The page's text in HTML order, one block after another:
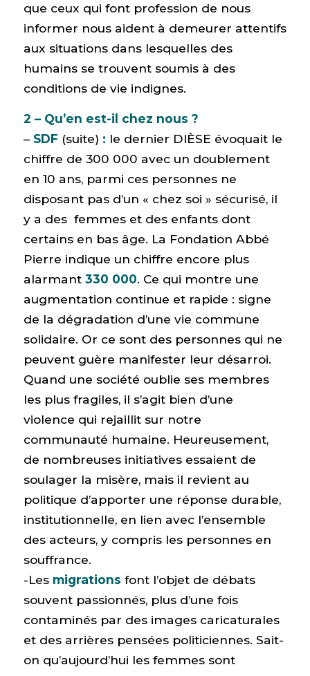
que ceux qui font profession de nous
informer nous aident à demeurer attentifs
aux situations dans lesquelles des
humains se trouvent soumis à des
conditions de vie indignes.
2 – Qu’en est-il chez nous ?
– SDF (suite) : le dernier DIÈSE évoquait le
chiffre de 300 000 avec un doublement
en 10 ans, parmi ces personnes ne
disposant pas d’un « chez soi » sécurisé, il
y a des femmes et des enfants dont
certains en bas âge. La Fondation Abbé
Pierre indique un chiffre encore plus
alarmant 330 000. Ce qui montre une
augmentation continue et rapide : signe
de la dégradation d’une vie commune
solidaire. Or ce sont des personnes qui ne
peuvent guère manifester leur désarroi.
Quand une société oublie ses membres
les plus fragiles, il s’agit bien d’une
violence qui rejaillit sur notre
communauté humaine. Heureusement,
de nombreuses initiatives essaient de
soulager la misère, mais il revient au
politique d’apporter une réponse durable,
institutionnelle, en lien avec l’ensemble
des acteurs, y compris les personnes en
souffrance.
-Les migrations font l’objet de débats
souvent passionnés, plus d’une fois
contaminés par des images caricaturales
et des arrières pensées politiciennes. Sait-
on qu’aujourd’hui les femmes sont